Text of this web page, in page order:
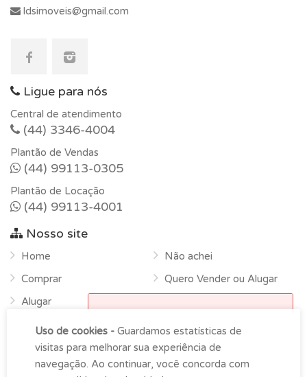
ldsimoveis@gmail.com
Ligue para nós
Central de atendimento
(44) 3346-4004
Plantão de Vendas
(44) 99113-0305
Plantão de Locação
(44) 99113-4001
Nosso site
Home
Comprar
Alugar
Sobre
Contato
Não achei
Quero Vender ou Alugar
Uso de cookies - Guardamos estatísticas de
visitas para melhorar sua experiência de
navegação. Ao continuar, você concorda com
9h00 as 18h00 de segunda-
feira à sexta.